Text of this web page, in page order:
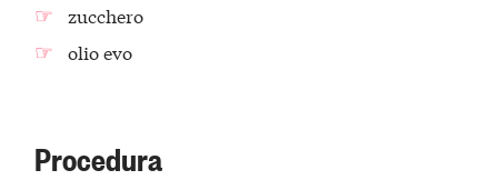
zucchero
olio evo
Procedura